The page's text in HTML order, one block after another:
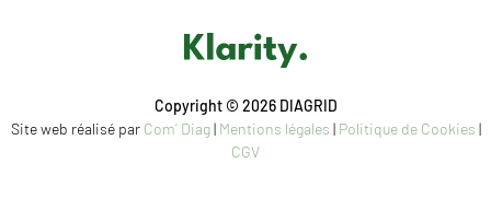
Copyright © 2026 DIAGRID
Site web réalisé par Com’ Diag| Mentions légales | Politique de Cookies |
CGV